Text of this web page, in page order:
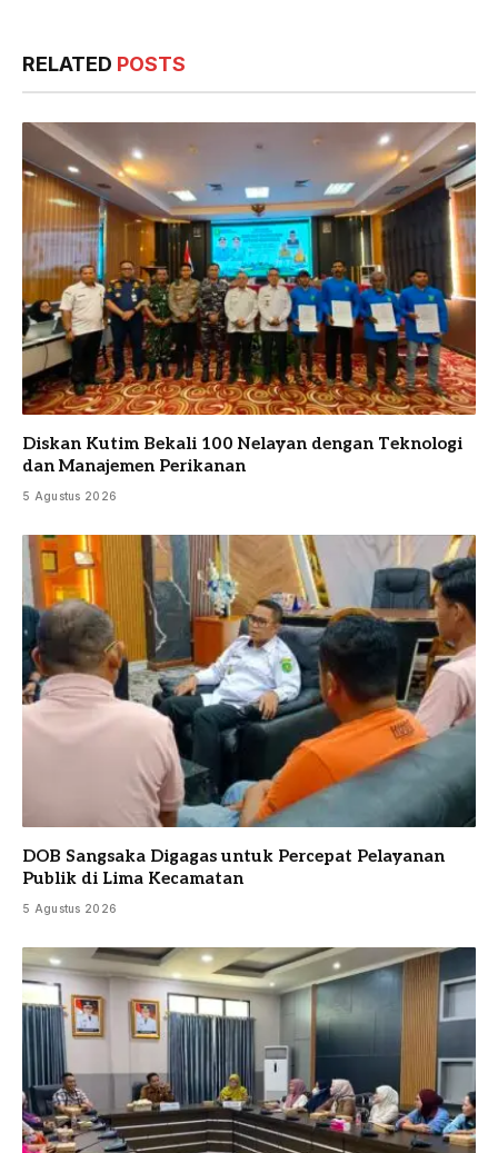
RELATED POSTS
Diskan Kutim Bekali 100 Nelayan dengan Teknologi
dan Manajemen Perikanan
5 Agustus 2026
DOB Sangsaka Digagas untuk Percepat Pelayanan
Publik di Lima Kecamatan
5 Agustus 2026